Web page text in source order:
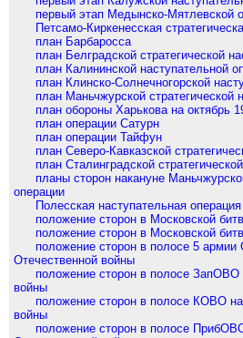
первый этап Медынско-Мятлевской
Петсамо-Киркенесская
план Барбаросса
план Белградской стратегической
план Калининской наступательной
план Клинско-Солнечногорской
план Маньчжурской стратегической
план обороны Харькова на октябрь
план операции Сатурн
план операции Тайфун
план Северо-Кавказской
план Сталинградской
планы сторон накануне
операции
Полесская наступательная операция
положение сторон в Московской
положение сторон в Московской
положение сторон в полосе 5
Отечественной войны
положение сторон в полосе ЗапОВО
войны
положение сторон в полосе КОВО
войны
положение сторон в полосе